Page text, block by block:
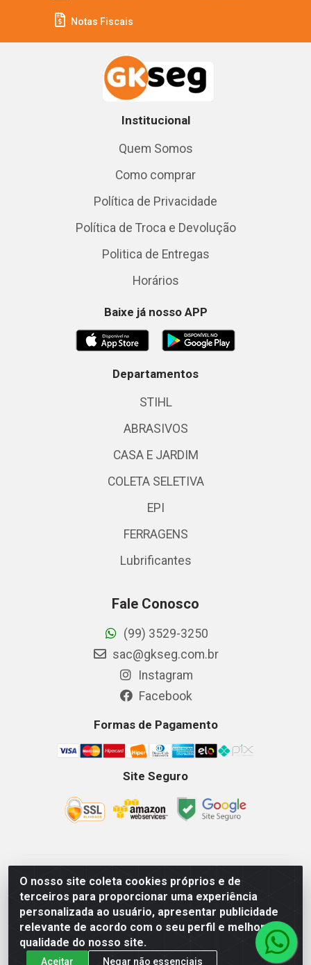
O nosso site coleta cookies próprios e de
terceiros para proporcionar uma experiência
personalizada ao usuário, apresentar publicidade
relevante de acordo com o seu perfil e melhorar a
qualidade do nosso site.
Aceitar Negar não essenciais
Notas Fiscais
Institucional
Quem Somos
Como comprar
Política de Privacidade
Política de Troca e Devolução
Politica de Entregas
Horários
Baixe já nosso APP
Departamentos
STIHL
ABRASIVOS
CASA E JARDIM
COLETA SELETIVA
EPI
FERRAGENS
Lubrificantes
Fale Conosco
(99) 3529-3250
sac@gkseg.com.br
Instagram
Facebook
Formas de Pagamento
Site Seguro
GKSEG EPI Maquinas e Equipamentos LTDA - Av. Getulio
Vargas, 2066 Centro, Imperatriz/MA - CEP 65.903-280 -
CNPJ 11.191.946/0001-07 - Horários: Segunda-Sexta
08as18hs, Sábados 08as12hs